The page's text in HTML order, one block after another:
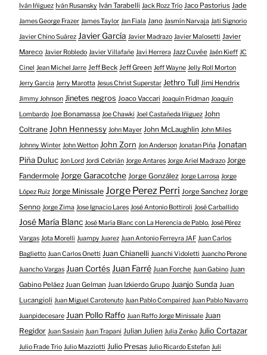
Iván Iñiguez Iván Rusansky Iván Tarabelli Jack Rozz Trío Jaco Pastorius Jade
James George Frazer James Taylor Jan Fiala Jano Jasmín Narvaja Jati Signorio
Javier Chino Suárez Javier García Javier Madrazo Javier Malosetti Javier
Mareco Javier Robledo Javier Villafañe Javi Herrera Jazz Cuvée Jaén Kieff JC
Cinel Jean Michel Jarre Jeff Beck Jeff Green Jeff Wayne Jelly Roll Morton
Jerry Garcia Jerry Marotta Jesus Christ Superstar Jethro Tull Jimi Hendrix
Jimmy Johnson Jinetes negros Joaco Vaccari Joaquín Fridman Joaquín
Lombardo Joe Bonamassa Joe Chawki Joel Castañeda Iñiguez John
Coltrane John Hennessy John Mayer John McLaughlin John Miles
Johnny Winter John Wetton John Zorn Jon Anderson Jonatan Piña Jonatan
Piña Duluc Jon Lord Jordi Cebrián Jorge Antares Jorge Ariel Madrazo Jorge
Fandermole Jorge Garacotche Jorge González Jorge Larrosa Jorge
López Ruiz Jorge Minissale Jorge Perez Perri Jorge Sanchez Jorge
Senno Jorge Zima Jose Ignacio Lares José Antonio Bottiroli José Carballido
José María Blanc José María Blanc con La Herencia de Pablo. José Pérez
Vargas Jota Morelli Juampy Juarez Juan Antonio Ferreyra JAF Juan Carlos
Baglietto Juan Carlos Onetti Juan Chianelli Juanchi Vidoletti Juancho Perone
Juancho Vargas Juan Cortés Juan Farré Juan Forche Juan Gabino Juan
Gabino Peláez Juan Gelman Juan Izkierdo Grupo Juanjo Sunda Juan
Lucangioli Juan Miguel Carotenuto Juan Pablo Compaired Juan Pablo Navarro
Juanpidecesare Juan Pollo Raffo Juan Raffo Jorge Minissale Juan
Regidor Juan Sasiain Juan Trapani Julian Julien Julia Zenko Julio Cortazar
Julio Frade Trio Julio Mazziotti Julio Presas Julio Ricardo Estefan Juli